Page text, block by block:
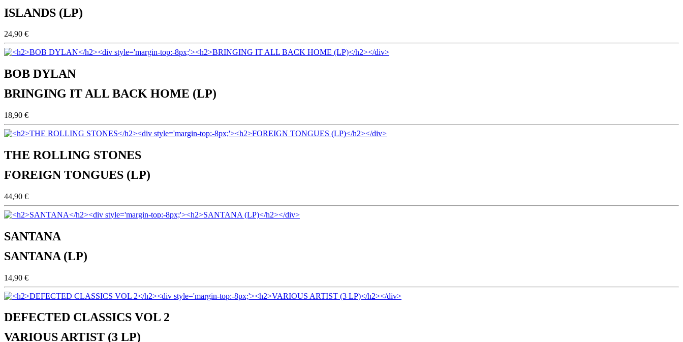
ISLANDS (LP)
24,90 €
BOB DYLAN
BRINGING IT ALL BACK HOME (LP)
18,90 €
THE ROLLING STONES
FOREIGN TONGUES (LP)
44,90 €
SANTANA
SANTANA (LP)
14,90 €
DEFECTED CLASSICS VOL 2
VARIOUS ARTIST (3 LP)